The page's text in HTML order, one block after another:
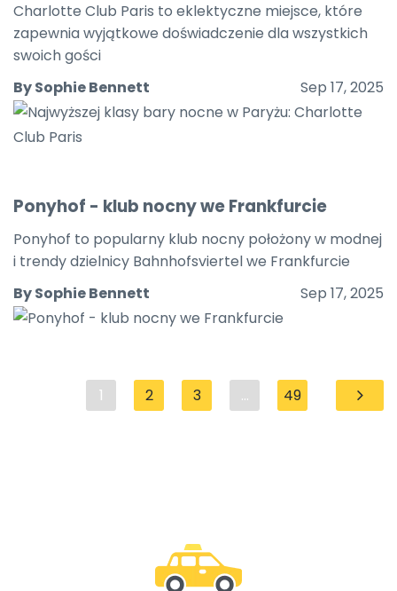
Charlotte Club Paris to eklektyczne miejsce, które
zapewnia wyjątkowe doświadczenie dla wszystkich
swoich gości
By Sophie Bennett
Sep 17, 2025
Ponyhof - klub nocny we Frankfurcie
Ponyhof to popularny klub nocny położony w modnej
i trendy dzielnicy Bahnhofsviertel we Frankfurcie
By Sophie Bennett
Sep 17, 2025
1 2 3 ... 49